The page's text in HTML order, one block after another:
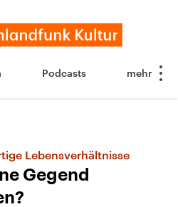
Podcasts
Lebensverhältnisse
Gegend